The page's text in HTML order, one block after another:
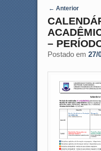
Post navigation
← Anterior
–
Postado em 27/